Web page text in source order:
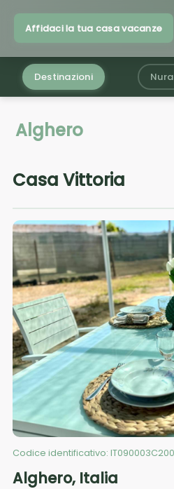
Affidaci la tua casa vacanze
Destinazioni
Alghero
Casa Vittoria
Codice identificativo:
Alghero, Italia